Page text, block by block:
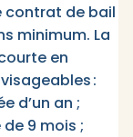
contrat de bail
minimum. La
en
:
d’un an ;
9 mois ;